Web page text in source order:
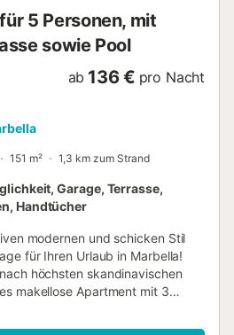
5 Personen, mit
sowie Pool
ab 136 € pro Nacht
151 m² 1,3 km zum Strand
Garage, Terrasse,
Handtücher
modernen und schicken Stil
für Ihren Urlaub in Marbella!
höchsten skandinavischen
makellose Apartment mit 3
schwarz-weißen